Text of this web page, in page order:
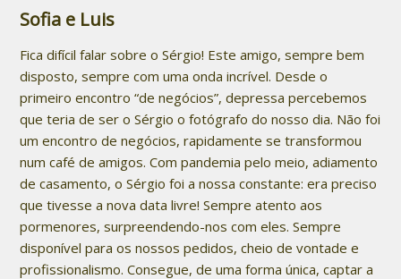
Sofia e Luis
Fica difícil falar sobre o Sérgio! Este amigo, sempre bem
disposto, sempre com uma onda incrível. Desde o
primeiro encontro “de negócios”, depressa percebemos
que teria de ser o Sérgio o fotógrafo do nosso dia. Não foi
um encontro de negócios, rapidamente se transformou
num café de amigos. Com pandemia pelo meio, adiamento
de casamento, o Sérgio foi a nossa constante: era preciso
que tivesse a nova data livre! Sempre atento aos
pormenores, surpreendendo-nos com eles. Sempre
disponível para os nossos pedidos, cheio de vontade e
profissionalismo. Consegue, de uma forma única, captar a